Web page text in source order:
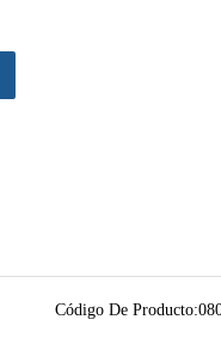
Código De Producto: